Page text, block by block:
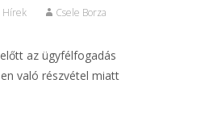
Hírek Csele Borza
az ügyfélfogadás
való részvétel miatt